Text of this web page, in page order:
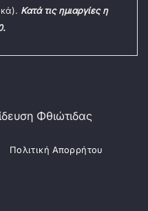
Κατά τις ημιαργίες η
Φθιώτιδας
Πολιτική Απορρήτου